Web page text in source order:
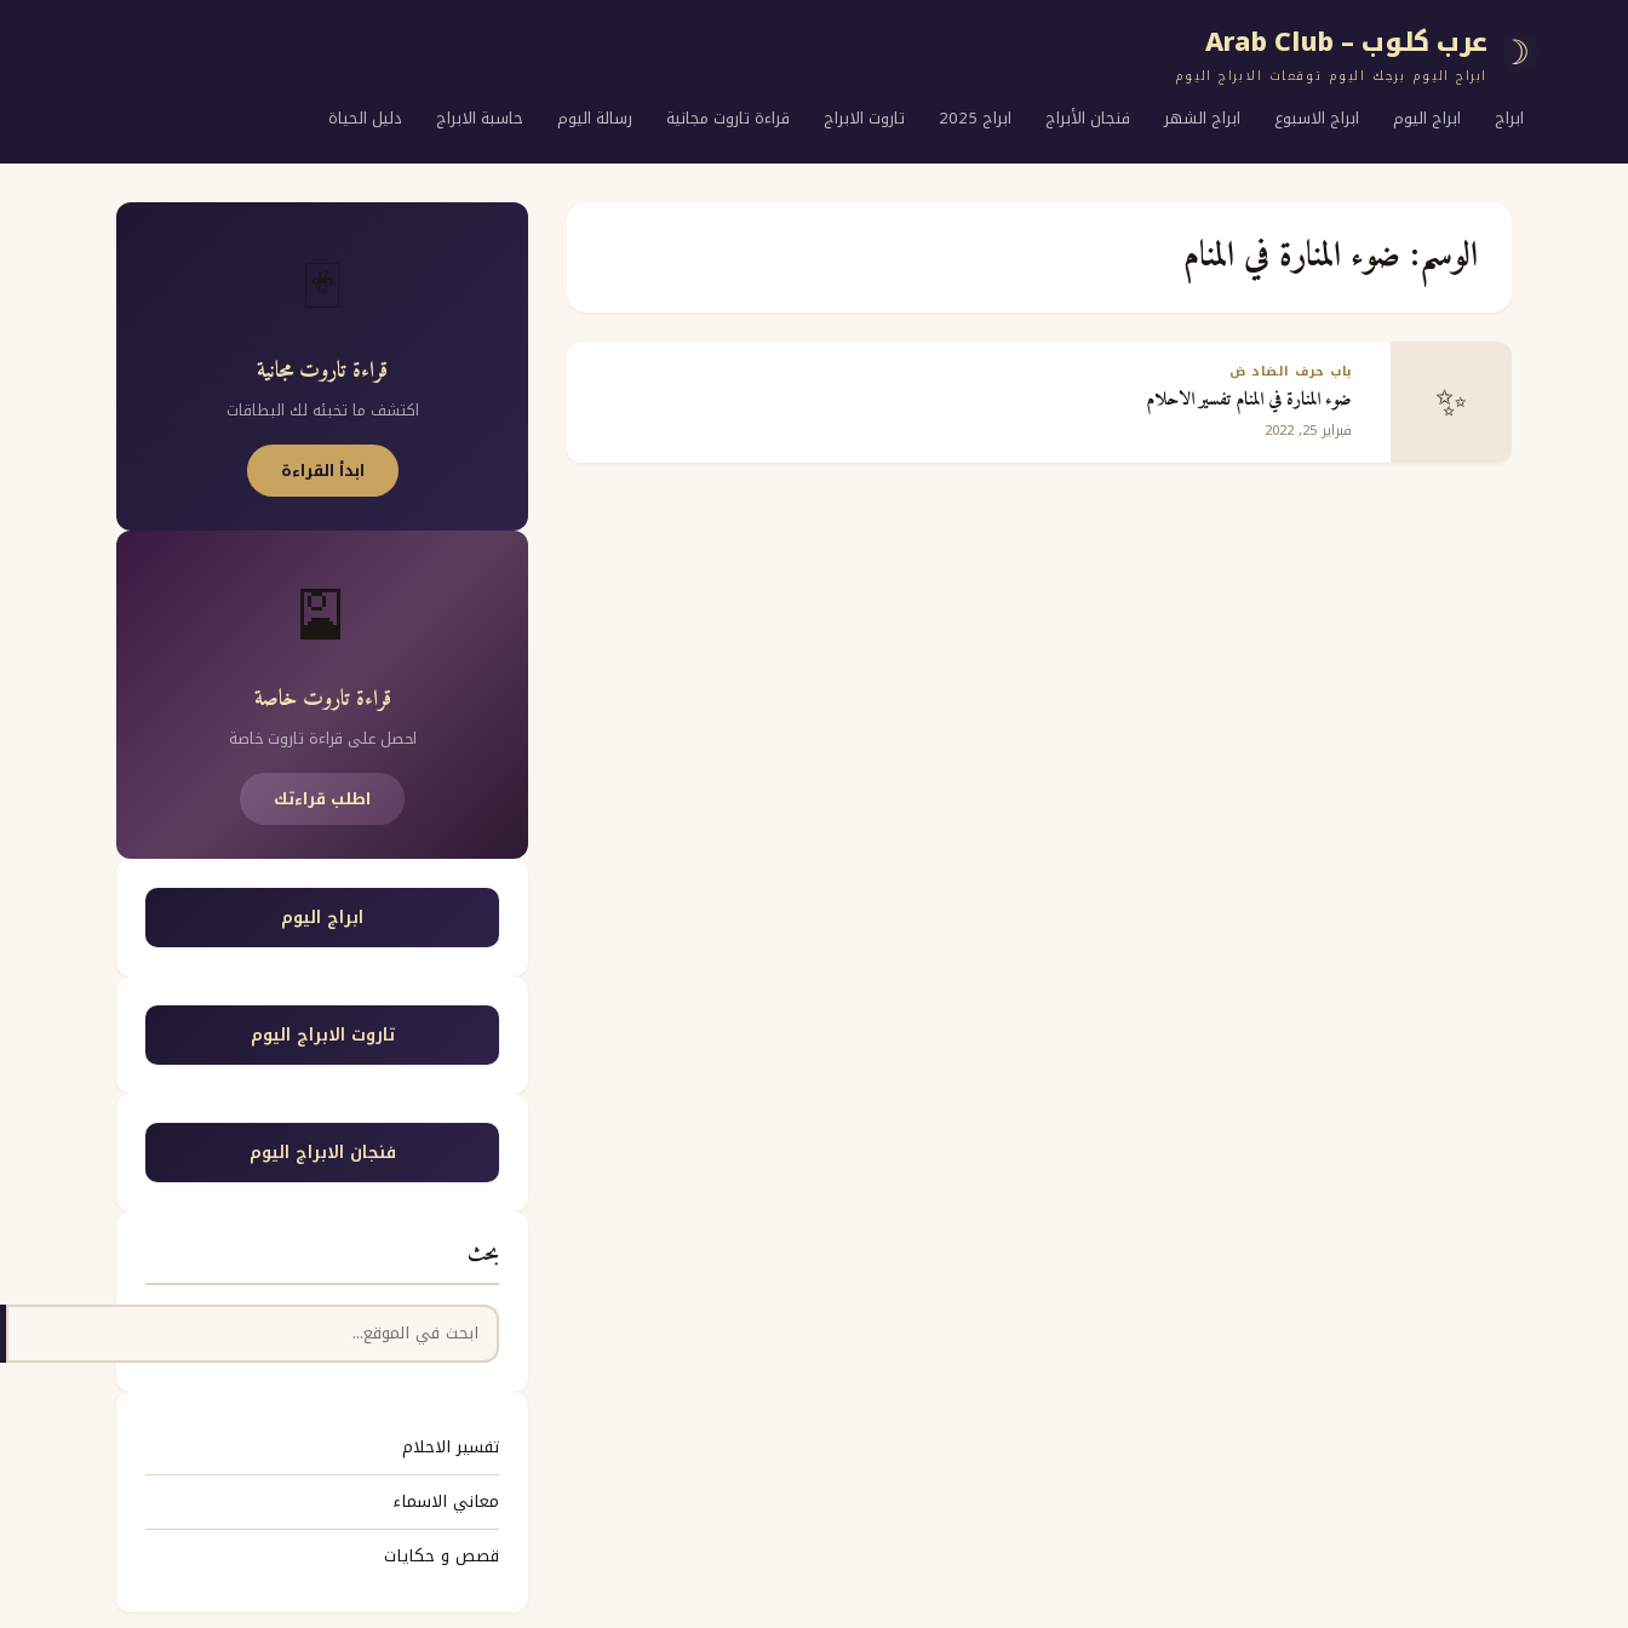
☽ عرب كلوب – Arab Club
ابراج اليوم برجك اليوم توقعات الابراج اليوم
ابراج ابراج اليوم ابراج الاسبوع ابراج الشهر فنجان الأبراج ابراج 2025 تاروت الابراج قراءة تاروت مجانية رسالة اليوم حاسبة الابراج دليل الحياة
الوسم: ضوء المنارة في المنام
✨ باب حرف الضاد ض
ضوء المنارة في المنام تفسير الاحلام
فبراير 25, 2022
🃏
قراءة تاروت مجانية
اكتشف ما تخبئه لك البطاقات
ابدأ القراءة
🎴
قراءة تاروت خاصة
احصل على قراءة تاروت خاصة
اطلب قراءتك
ابراج اليوم
تاروت الابراج اليوم
فنجان الابراج اليوم
بحث
البحث
تفسير الاحلام
معاني الاسماء
قصص و حكايات